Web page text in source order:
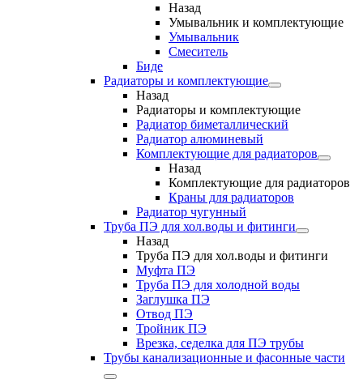
Назад
Умывальник и комплектующие
Умывальник
Смеситель
Биде
Радиаторы и комплектующие
Назад
Радиаторы и комплектующие
Радиатор биметаллический
Радиатор алюминевый
Комплектующие для радиаторов
Назад
Комплектующие для радиаторов
Краны для радиаторов
Радиатор чугунный
Труба ПЭ для хол.воды и фитинги
Назад
Труба ПЭ для хол.воды и фитинги
Муфта ПЭ
Труба ПЭ для холодной воды
Заглушка ПЭ
Отвод ПЭ
Тройник ПЭ
Врезка, седелка для ПЭ трубы
Трубы канализационные и фасонные части